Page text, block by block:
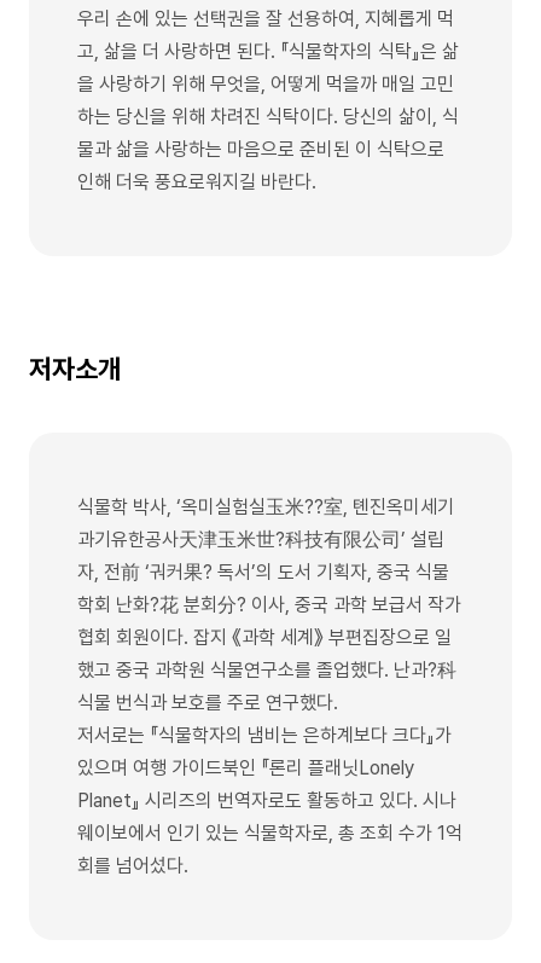
우리 손에 있는 선택권을 잘 선용하여, 지혜롭게 먹
고, 삶을 더 사랑하면 된다. 『식물학자의 식탁』은 삶
을 사랑하기 위해 무엇을, 어떻게 먹을까 매일 고민
하는 당신을 위해 차려진 식탁이다. 당신의 삶이, 식
물과 삶을 사랑하는 마음으로 준비된 이 식탁으로
인해 더욱 풍요로워지길 바란다.
저자소개
식물학 박사, ‘옥미실험실玉米??室, 톈진옥미세기
과기유한공사天津玉米世?科技有限公司’ 설립
자, 전前 ‘궈커果? 독서’의 도서 기획자, 중국 식물
학회 난화?花 분회分? 이사, 중국 과학 보급서 작가
협회 회원이다. 잡지 《과학 세계》 부편집장으로 일
했고 중국 과학원 식물연구소를 졸업했다. 난과?科
식물 번식과 보호를 주로 연구했다.
저서로는 『식물학자의 냄비는 은하계보다 크다』가
있으며 여행 가이드북인 『론리 플래닛Lonely
Planet』 시리즈의 번역자로도 활동하고 있다. 시나
웨이보에서 인기 있는 식물학자로, 총 조회 수가 1억
회를 넘어섰다.